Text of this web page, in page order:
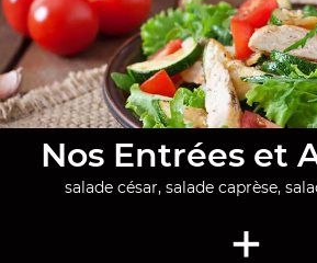
Nos Entrées et
salade césar, salade caprèse,
+